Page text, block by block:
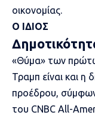
οικονομίας.
Ο ΙΔΙΟΣ
«Θύμα» των
Τραμπ είναι και η
προέδρου,
του CNBC All-